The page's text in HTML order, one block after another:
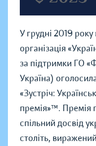
У грудні 2019
організація
за підтримки ГО
Україна)
«Зустріч:
премія»™. Премія
спільний досвід
століть,